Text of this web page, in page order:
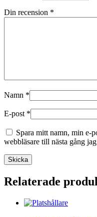
Din recension *
Namn *
E-post *
Spara mitt namn, min e-
webbläsare till nästa gång
Relaterade